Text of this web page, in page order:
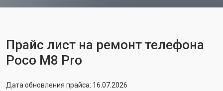
Прайс лист на ремонт телефона
Poco M8 Pro
Дата обновления прайса: 16.07.2026